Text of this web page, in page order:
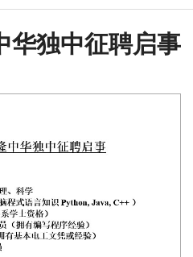
华独中征聘启事